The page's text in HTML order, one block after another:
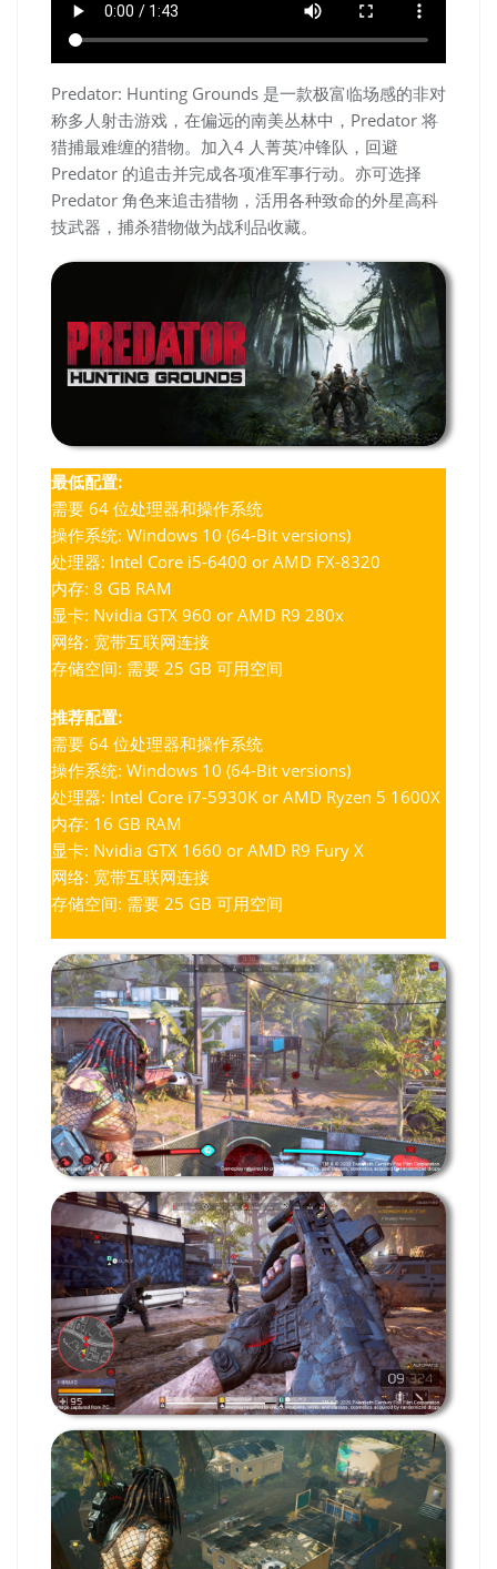
Predator: Hunting Grounds 是一款极富临场感的非对
称多人射击游戏，在偏远的南美丛林中，Predator 将
猎捕最难缠的猎物。加入4 人菁英冲锋队，回避
Predator 的追击并完成各项准军事行动。亦可选择
Predator 角色来追击猎物，活用各种致命的外星高科
技武器，捕杀猎物做为战利品收藏。
最低配置:
需要 64 位处理器和操作系统
操作系统: Windows 10 (64-Bit versions)
处理器: Intel Core i5-6400 or AMD FX-8320
内存: 8 GB RAM
显卡: Nvidia GTX 960 or AMD R9 280x
网络: 宽带互联网连接
存储空间: 需要 25 GB 可用空间
推荐配置:
需要 64 位处理器和操作系统
操作系统: Windows 10 (64-Bit versions)
处理器: Intel Core i7-5930K or AMD Ryzen 5 1600X
内存: 16 GB RAM
显卡: Nvidia GTX 1660 or AMD R9 Fury X
网络: 宽带互联网连接
存储空间: 需要 25 GB 可用空间